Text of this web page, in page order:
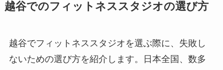
越谷でのフィットネススタジオの選び方
越谷でフィットネススタジオを選ぶ際に、失敗し
ないための選び方を紹介します。日本全国、数多